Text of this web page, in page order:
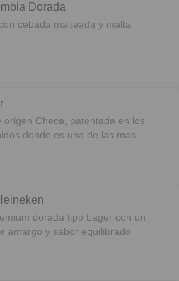
Dorada
cebada malteada y malta
origen Checa, patentada en los
donde es una de las mas
dorada tipo Lager con un
amargo y sabor equilibrado